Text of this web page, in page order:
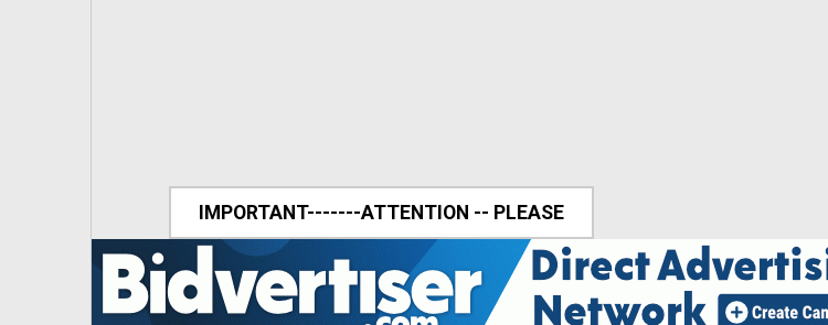
IMPORTANT-------ATTENTION -- PLEASE